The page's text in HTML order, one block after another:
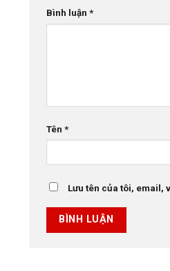
Bình luận *
Tên *
Lưu tên của tôi, email,